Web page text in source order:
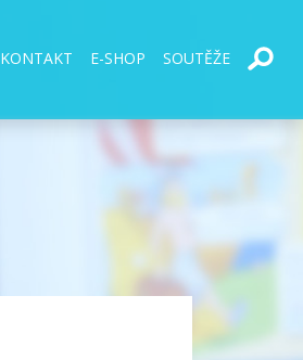
KONTAKT E-SHOP SOUTĚŽE